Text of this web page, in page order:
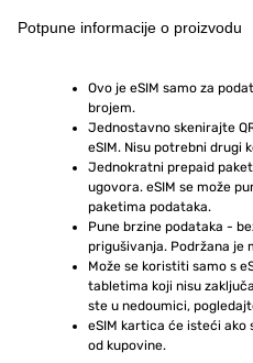
Potpune informacije o proizvodu
Ovo je eSIM samo za
brojem.
Jednostavno skenirajte
eSIM. Nisu potrebni drugi
Jednokratni prepaid
ugovora. eSIM se može
paketima podataka.
Pune brzine podataka -
prigušivanja. Podržana je
Može se koristiti samo s
tabletima koji nisu
ste u nedoumici,
eSIM kartica će isteći ako
od kupovine.